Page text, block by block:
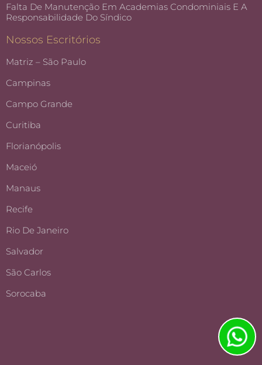
Falta De Manutenção Em Academias Condominiais E A
Responsabilidade Do Síndico
Nossos Escritórios
Matriz – São Paulo
Campinas
Campo Grande
Curitiba
Florianópolis
Maceió
Manaus
Recife
Rio De Janeiro
Salvador
São Carlos
Sorocaba